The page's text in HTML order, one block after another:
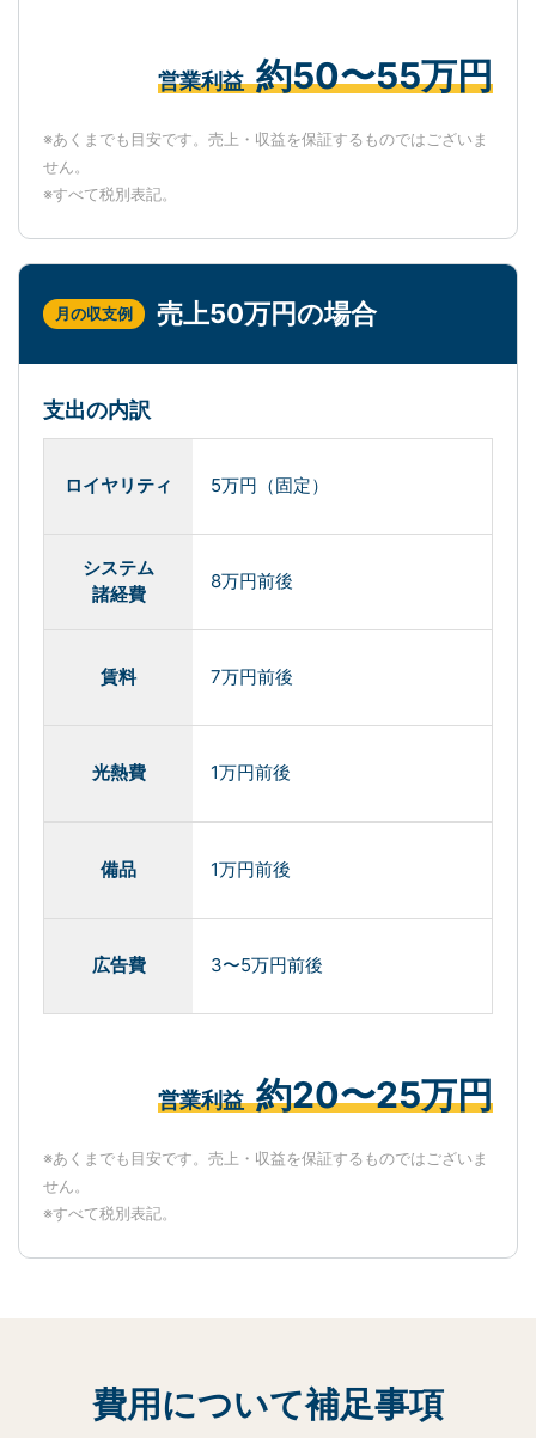
営業利益 約50〜55万円
※あくまでも目安です。売上・収益を保証するものではございま
せん。
※すべて税別表記。
月の収支例 売上50万円の場合
支出の内訳
ロイヤリティ 5万円（固定）
システム
諸経費
8万円前後
賃料 7万円前後
光熱費 1万円前後
備品 1万円前後
広告費 3〜5万円前後
営業利益 約20〜25万円
※あくまでも目安です。売上・収益を保証するものではございま
せん。
※すべて税別表記。
費用について補足事項